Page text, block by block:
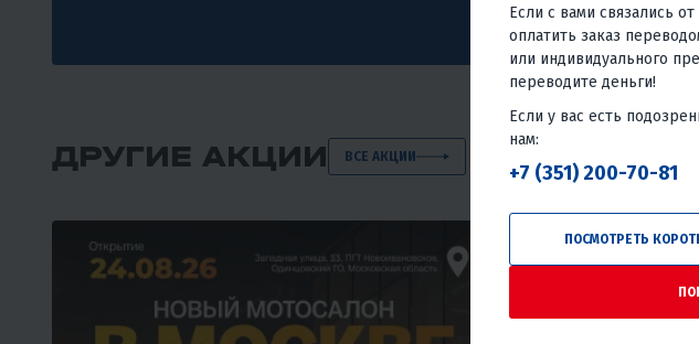
ДРУГИЕ АКЦИИ ВСЕ АКЦИИ
Если с вами связались
оплатить заказ
или индивидуального
переводите деньги!
Если у вас есть
нам:
+7 (351) 200-70-81
ПОСМОТРЕТЬ